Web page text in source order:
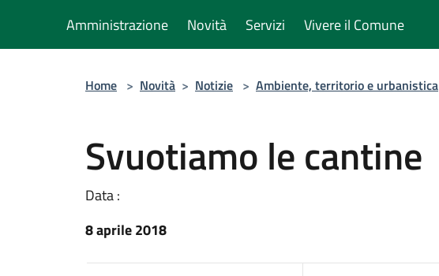
Amministrazione Novità Servizi Vivere il Comune
Home > Novità > Notizie > Ambiente, territorio e urbanistica
Svuotiamo le cantine
Data :
8 aprile 2018